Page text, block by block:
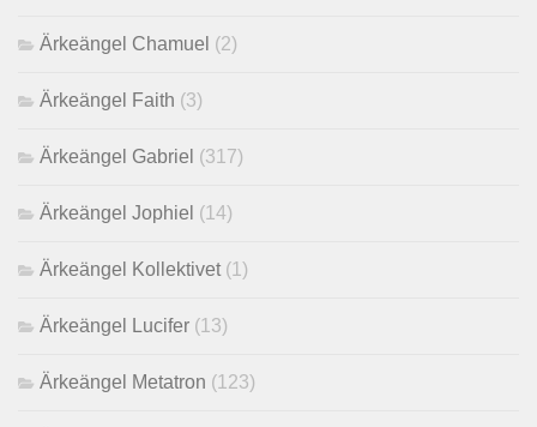
Ärkeängel Chamuel (2)
Ärkeängel Faith (3)
Ärkeängel Gabriel (317)
Ärkeängel Jophiel (14)
Ärkeängel Kollektivet(1)
Ärkeängel Lucifer (13)
Ärkeängel Metatron (123)